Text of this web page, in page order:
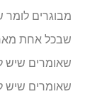
מבוגרים
שבכל אחת
שאומרים שיש
שאומרים שיש